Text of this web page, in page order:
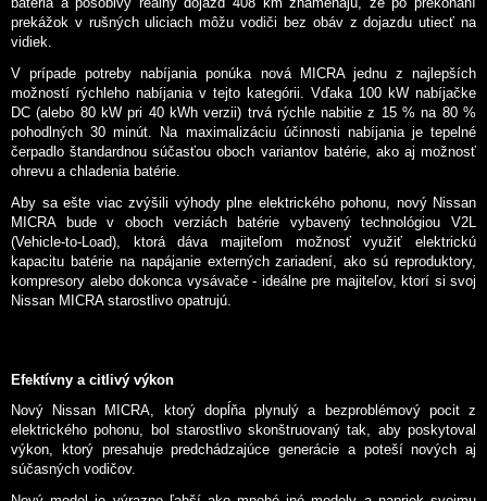
prekážok v rušných uliciach môžu vodiči bez obáv z dojazdu utiecť na
vidiek.
V prípade potreby nabíjania ponúka nová MICRA jednu z najlepších
možností rýchleho nabíjania v tejto kategórii. Vďaka 100 kW nabíjačke
DC (alebo 80 kW pri 40 kWh verzii) trvá rýchle nabitie z 15 % na 80 %
pohodlných 30 minút. Na maximalizáciu účinnosti nabíjania je tepelné
čerpadlo štandardnou súčasťou oboch variantov batérie, ako aj možnosť
ohrevu a chladenia batérie.
Aby sa ešte viac zvýšili výhody plne elektrického pohonu, nový Nissan
MICRA bude v oboch verziách batérie vybavený technológiou V2L
(Vehicle-to-Load), ktorá dáva majiteľom možnosť využiť elektrickú
kapacitu batérie na napájanie externých zariadení, ako sú reproduktory,
kompresory alebo dokonca vysávače - ideálne pre majiteľov, ktorí si svoj
Nissan MICRA starostlivo opatrujú.
Efektívny a citlivý výkon
Nový Nissan MICRA, ktorý dopĺňa plynulý a bezproblémový pocit z
elektrického pohonu, bol starostlivo skonštruovaný tak, aby poskytoval
výkon, ktorý presahuje predchádzajúce generácie a poteší nových aj
súčasných vodičov.